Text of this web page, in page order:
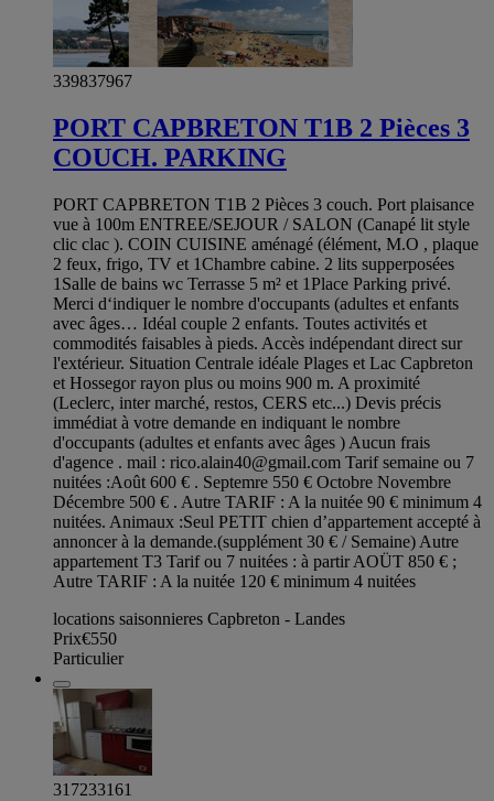
339837967
PORT CAPBRETON T1B 2 Pièces 3
COUCH. PARKING
PORT CAPBRETON T1B 2 Pièces 3 couch. Port plaisance
vue à 100m ENTREE/SEJOUR / SALON (Canapé lit style
clic clac ). COIN CUISINE aménagé (élément, M.O , plaque
2 feux, frigo, TV et 1Chambre cabine. 2 lits supperposées
1Salle de bains wc Terrasse 5 m² et 1Place Parking privé.
Merci d‘indiquer le nombre d'occupants (adultes et enfants
avec âges… Idéal couple 2 enfants. Toutes activités et
commodités faisables à pieds. Accès indépendant direct sur
l'extérieur. Situation Centrale idéale Plages et Lac Capbreton
et Hossegor rayon plus ou moins 900 m. A proximité
(Leclerc, inter marché, restos, CERS etc...) Devis précis
immédiat à votre demande en indiquant le nombre
d'occupants (adultes et enfants avec âges ) Aucun frais
d'agence . mail : rico.alain40@gmail.com Tarif semaine ou 7
nuitées :Août 600 € . Septemre 550 € Octobre Novembre
Décembre 500 € . Autre TARIF : A la nuitée 90 € minimum 4
nuitées. Animaux :Seul PETIT chien d’appartement accepté à
annoncer à la demande.(supplément 30 € / Semaine) Autre
appartement T3 Tarif ou 7 nuitées : à partir AOÜT 850 € ;
Autre TARIF : A la nuitée 120 € minimum 4 nuitées
locations saisonnieres Capbreton - Landes
Prix€550
Particulier
317233161